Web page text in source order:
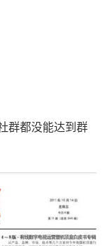
群都没能达到群